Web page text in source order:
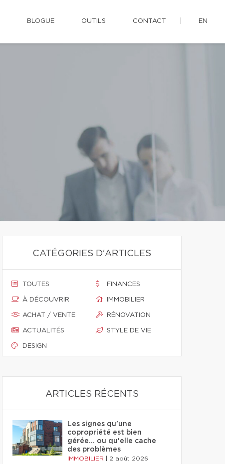
BLOGUE OUTILS CONTACT EN
CATÉGORIES D'ARTICLES
TOUTES
À DÉCOUVRIR
ACHAT / VENTE
ACTUALITÉS
DESIGN
FINANCES
IMMOBILIER
RÉNOVATION
STYLE DE VIE
ARTICLES RÉCENTS
Les signes qu'une
copropriété est bien
gérée… ou qu'elle cache
des problèmes
IMMOBILIER 2 août 2026